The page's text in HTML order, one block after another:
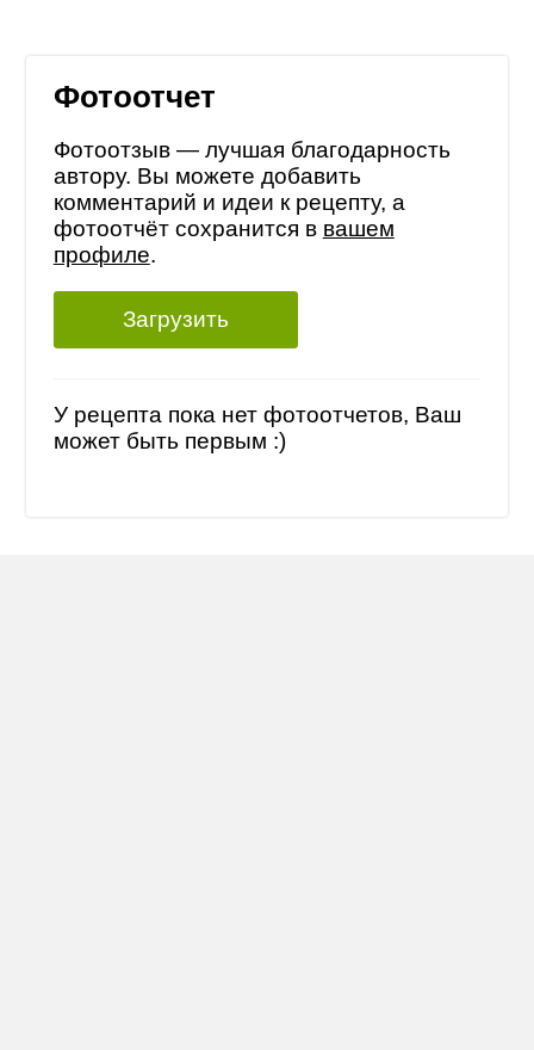
Фотоотчет
Фотоотзыв — лучшая благодарность
автору. Вы можете добавить
комментарий и идеи к рецепту, а
фотоотчёт сохранится в вашем
профиле.
Загрузить
У рецепта пока нет фотоотчетов, Ваш
может быть первым :)